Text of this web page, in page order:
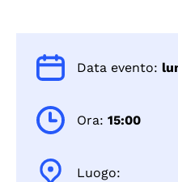
Data evento:
Ora: 15:00
Luogo: